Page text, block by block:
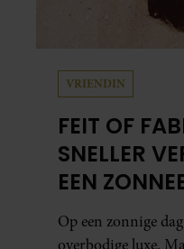
VRIENDIN
FEIT OF
SNELLER
EEN
Op een zonnige